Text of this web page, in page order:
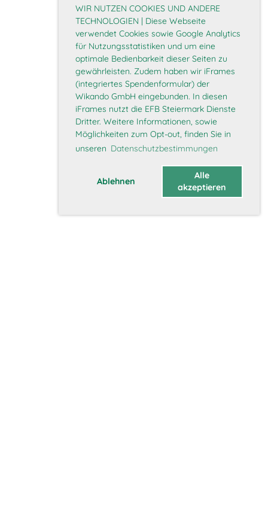
WIR NUTZEN COOKIES UND ANDERE
TECHNOLOGIEN | Diese Webseite
verwendet Cookies sowie Google Analytics
für Nutzungsstatistiken und um eine
optimale Bedienbarkeit dieser Seiten zu
gewährleisten. Zudem haben wir iFrames
(integriertes Spendenformular) der
Wikando GmbH eingebunden. In diesen
iFrames nutzt die EFB Steiermark Dienste
Dritter. Weitere Informationen, sowie
Möglichkeiten zum Opt-out, finden Sie in
unseren Datenschutzbestimmungen
Ablehnen
Alle
akzeptieren